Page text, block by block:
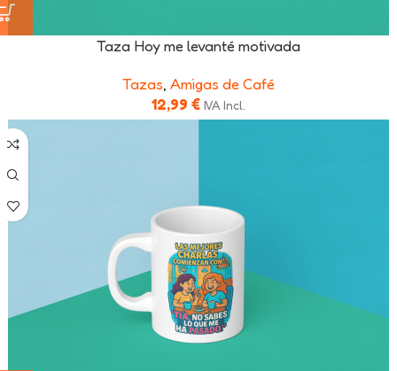
Taza Hoy me levanté motivada
Tazas Amigas de Café
12,99 € IVA Incl.